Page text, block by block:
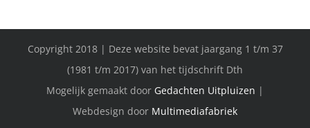
Copyright 2018 | Deze website bevat jaargang 1 t/m 37
(1981 t/m 2017) van het tijdschrift Dth
Mogelijk gemaakt door Gedachten Uitpluizen |
Webdesign door Multimediafabriek